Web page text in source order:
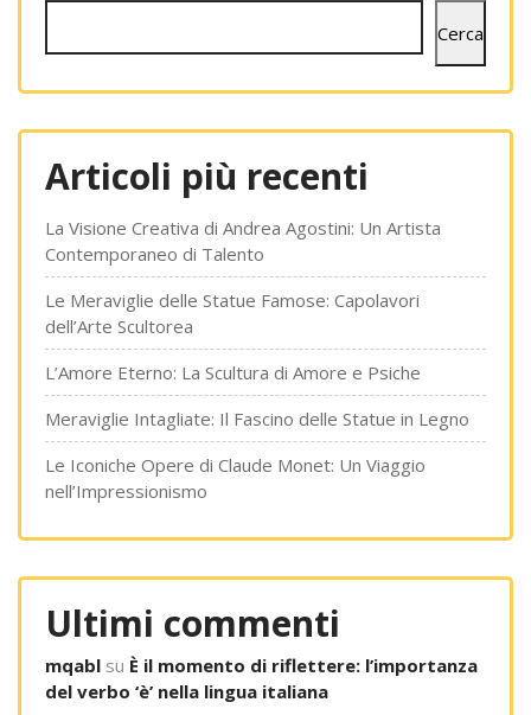
Cerca
Articoli più recenti
La Visione Creativa di Andrea Agostini: Un Artista
Contemporaneo di Talento
Le Meraviglie delle Statue Famose: Capolavori
dell’Arte Scultorea
L’Amore Eterno: La Scultura di Amore e Psiche
Meraviglie Intagliate: Il Fascino delle Statue in Legno
Le Iconiche Opere di Claude Monet: Un Viaggio
nell’Impressionismo
Ultimi commenti
mqabl su È il momento di riflettere: l’importanza
del verbo ‘è’ nella lingua italiana